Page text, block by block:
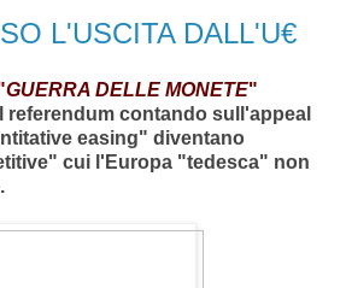
L'USCITA DALL'U€
GUERRA DELLE MONETE"
referendum contando sull'appeal
easing" diventano
cui l'Europa "tedesca" non